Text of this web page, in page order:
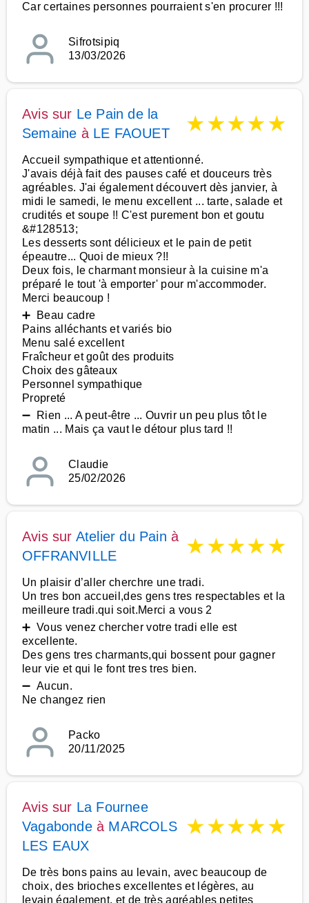
Car certaines personnes pourraient s'en procurer !!!
Sifrotsipiq
13/03/2026
Avis sur Le Pain de la
Semaine à LE FAOUET ★★★★★
Accueil sympathique et attentionné.
J'avais déjà fait des pauses café et douceurs très
agréables. J'ai également découvert dès janvier, à
midi le samedi, le menu excellent ... tarte, salade et
crudités et soupe !! C'est purement bon et goutu
&#128513;
Les desserts sont délicieux et le pain de petit
épeautre... Quoi de mieux ?!!
Deux fois, le charmant monsieur à la cuisine m'a
préparé le tout 'à emporter' pour m'accommoder.
Merci beaucoup !
➕ Beau cadre
Pains alléchants et variés bio
Menu salé excellent
Fraîcheur et goût des produits
Choix des gâteaux
Personnel sympathique
Propreté
➖ Rien ... A peut-être ... Ouvrir un peu plus tôt le
matin ... Mais ça vaut le détour plus tard !!
Claudie
25/02/2026
Avis sur Atelier du Pain à
OFFRANVILLE
★★★★★
Un plaisir d’aller cherchre une tradi.
Un tres bon accueil,des gens tres respectables et la
meilleure tradi.qui soit.Merci a vous 2
➕ Vous venez chercher votre tradi elle est
excellente.
Des gens tres charmants,qui bossent pour gagner
leur vie et qui le font tres tres bien.
➖ Aucun.
Ne changez rien
Packo
20/11/2025
Avis sur La Fournee
Vagabondeà MARCOLS
LES EAUX
★★★★★
De très bons pains au levain, avec beaucoup de
choix, des brioches excellentes et légères, au
levain également, et de très agréables petites